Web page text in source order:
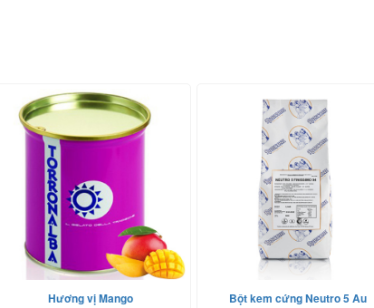
Hương vị Mango Bột kem cứng Neutro 5 Au